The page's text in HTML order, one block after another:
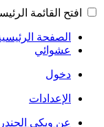
افتح القائمة
الصفحة
عشوائي
دخول
الإعدادات
عن ويكي الجندر